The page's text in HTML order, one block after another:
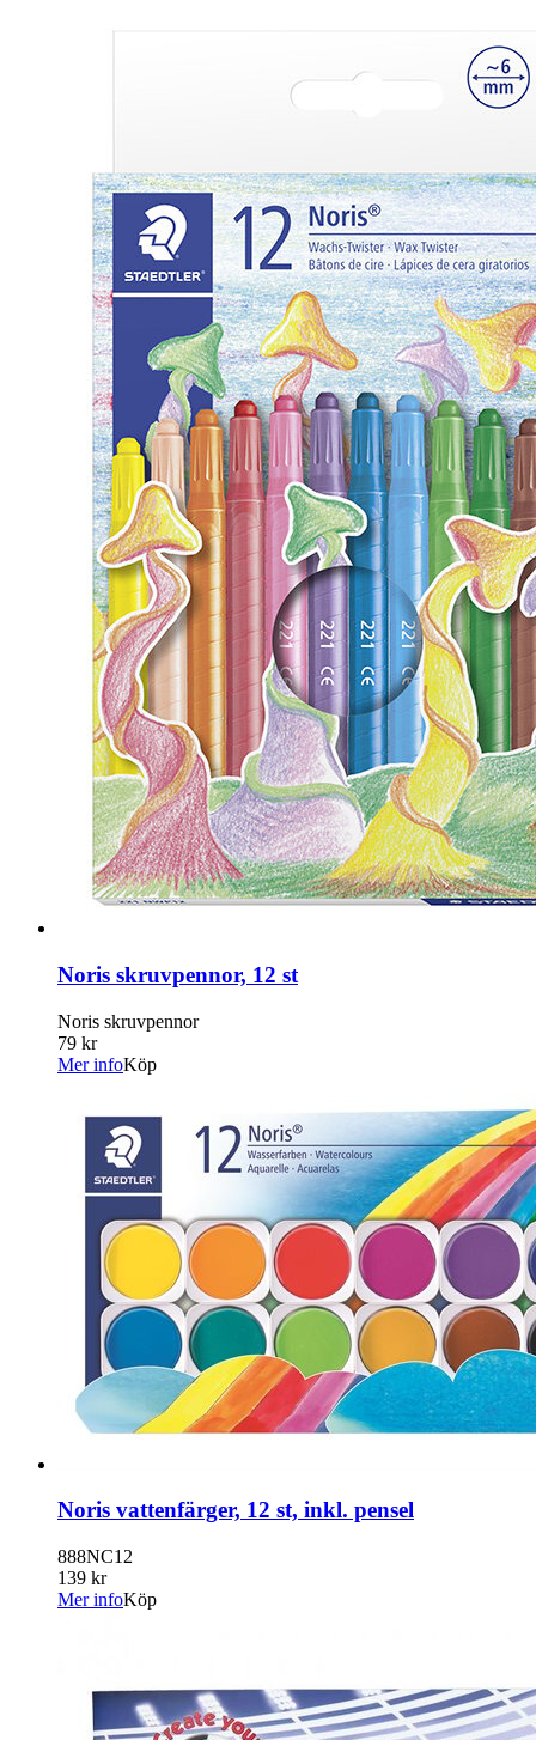
Noris skruvpennor, 12 st
Noris skruvpennor
79 kr
Mer infoKöp
Noris vattenfärger, 12 st, inkl. pensel
888NC12
139 kr
Mer infoKöp